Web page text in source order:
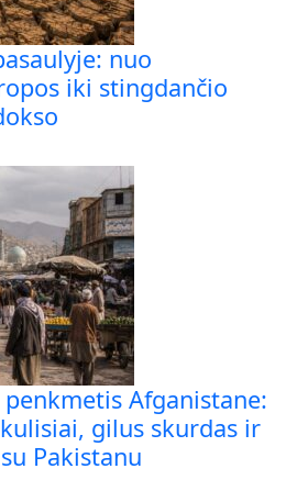
nuo
iki stingdančio
Afganistane:
gilus skurdas ir
Pakistanu